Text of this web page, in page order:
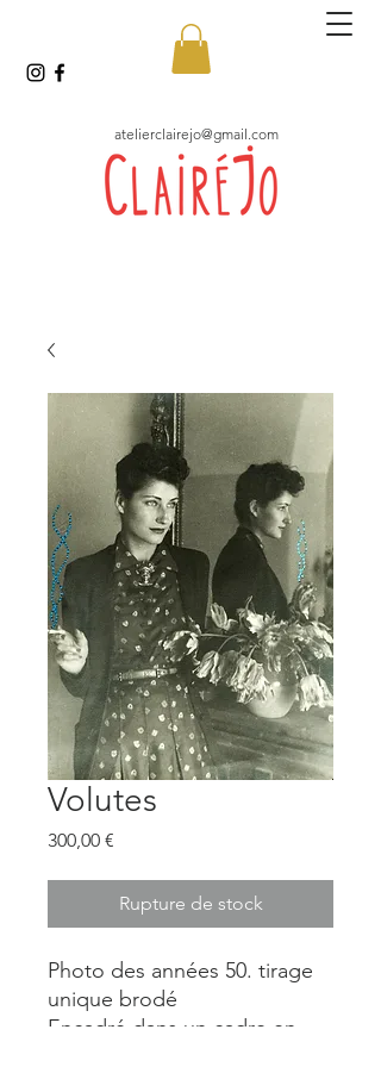
atelierclairejo@gmail.com
Volutes
300,00 €
Rupture de stock
Photo des années 50. tirage
unique brodé
Encadré dans un cadre en